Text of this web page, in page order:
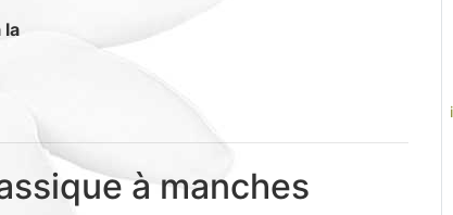
la
à manches
CHF4.05